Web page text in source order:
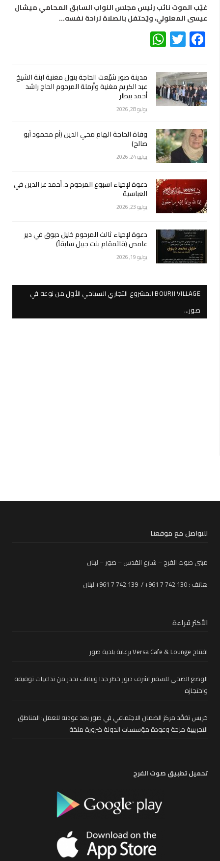
غيّب الموت نائب رئيس مجلس النواب السابق المحامي ميشال
عيسى المعلولي، ويُحتفل بالصلاة لراحة نفسه…
Facebook
Twitter
مدينة صور شيّعت الحاجة بتول مغنية ابنة الشيخ
عبد الكريم مغنية وأرملة المرحوم الحاج راشد
أحمد بيطار
يوليو 28, 2026
وفاة الحاجة الهام محي الدين (أم محمود أبو
صالح)
يوليو 24, 2026
دعوة لإحياء اسبوع المرحوم د. أحمد عز الدين في
العباسية
يوليو 23, 2026
دعوة لإحياء ثالث المرحوم خليل دبوق في دير
عامص (قائمقام بنت جبيل سابقاً)
يوليو 19, 2026
BOURJI VILLAGE المشروع التجاري السياحي الأول من نوعه في
صور…
للتواصل مع موقعنا
مبنى صوت الفرح – شارع القدس – صور – لبنان
هاتف : 130 742 7 961+ / 139 742 7 961+ لبنان
الأكثر قراءة
افتتاح Versa Cafe & Lounge برعاية بلدية صور
الوضع الصحي للسفير اشرف دبور خطر جدا وبيانات تحذر من تداعيات توقيفه
واحتجازه
خريس تفقّد مركز الضمان الاجتماعي في صور بعد عودته للعمل: المناطق
التجريبية مزحة وعودة مؤسسات الدولة ضرورة ملحّة
تحميل تطبيق صوت الفرح